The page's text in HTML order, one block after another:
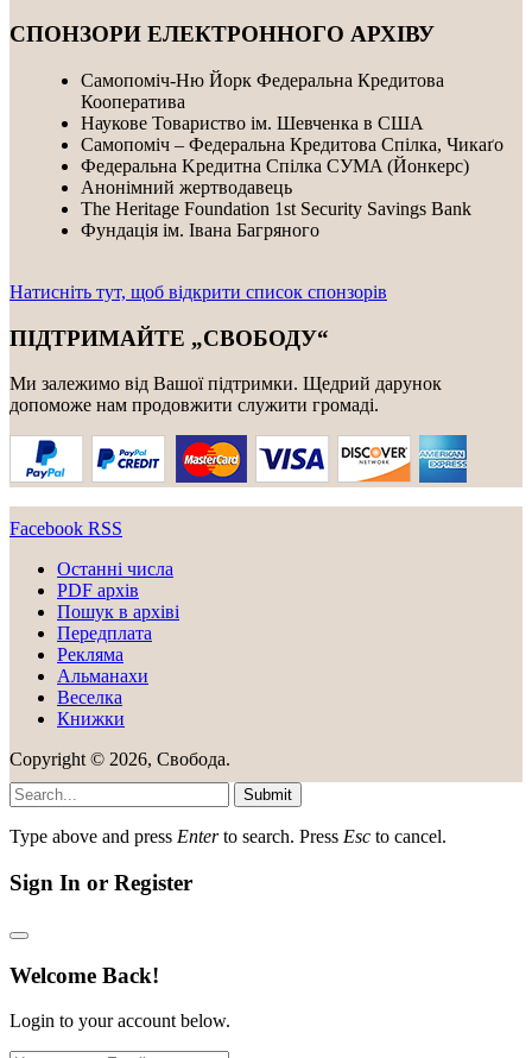
СПОНЗОРИ ЕЛЕКТРОННОГО АРХІВУ
Самопоміч-Ню Йорк Федеральна Кредитова
Кооператива
Наукове Товариство ім. Шевченка в США
Самопоміч – Федеральна Кредитова Спілка, Чикаґо
Федеральнa Kредитнa Спілка CУMA (Йонкерс)
Анонімний жертводавець
The Heritage Foundation 1st Security Savings Bank
Фундація ім. Івана Багряного
Натисніть тут, щоб відкрити список спонзорів
ПІДТРИМАЙТЕ „СВОБОДУ“
Ми залежимо від Вашої підтримки. Щедрий дарунок
допоможе нам продовжити служити громаді.
Facebook RSS
Останні числа
PDF архів
Пошук в архіві
Передплата
Рекляма
Альманахи
Веселка
Книжки
Copyright © 2026, Свобода.
Submit
Type above and press Enterto search. Press Esc to cancel.
Sign In or Register
Welcome Back!
Login to your account below.